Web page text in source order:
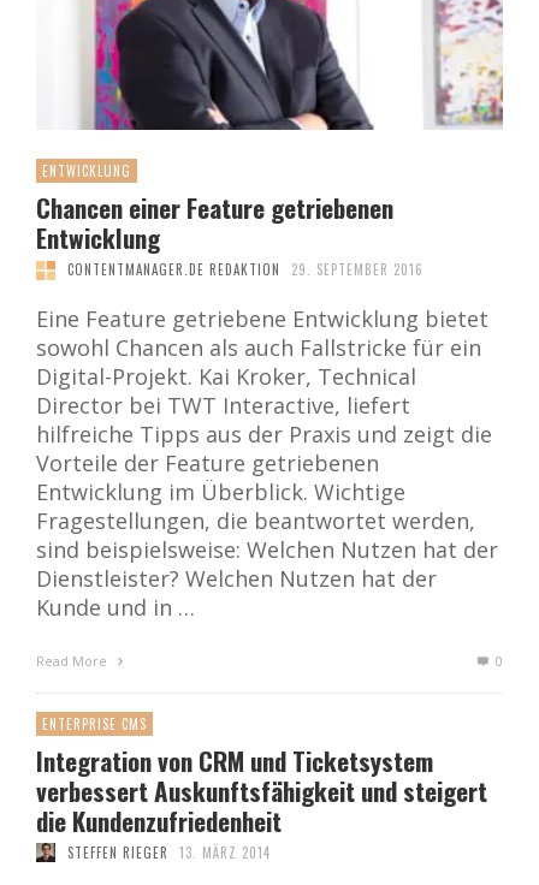
ENTWICKLUNG
Chancen einer Feature getriebenen
Entwicklung
CONTENTMANAGER.DE REDAKTION 29. SEPTEMBER 2016
Eine Feature getriebene Entwicklung bietet
sowohl Chancen als auch Fallstricke für ein
Digital-Projekt. Kai Kroker, Technical
Director bei TWT Interactive, liefert
hilfreiche Tipps aus der Praxis und zeigt die
Vorteile der Feature getriebenen
Entwicklung im Überblick. Wichtige
Fragestellungen, die beantwortet werden,
sind beispielsweise: Welchen Nutzen hat der
Dienstleister? Welchen Nutzen hat der
Kunde und in …
Read More 0
ENTERPRISE CMS
Integration von CRM und Ticketsystem
verbessert Auskunftsfähigkeit und steigert
die Kundenzufriedenheit
STEFFEN RIEGER 13. MÄRZ 2014